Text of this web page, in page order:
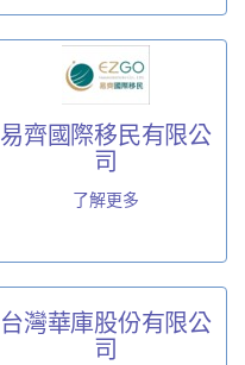
易齊國際移民有限公
司
了解更多
台灣華庫股份有限公
司